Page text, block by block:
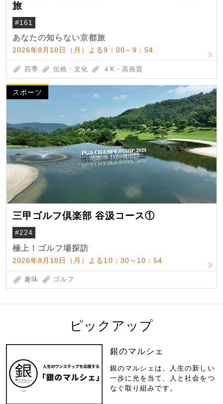
旅
#161
あなたの知らない京都旅
2026年8月10日（月）よる9：00～9：54
四季 伝統・文化 ４K・高画質
スポーツ
三甲ゴルフ倶楽部 谷汲コース①
#224
極上！ゴルフ場探訪
2026年8月10日（月）よる10：30～10：54
趣味 ゴルフ
ピックアップ
銀のマルシェ
銀のマルシェは、人生の新しい
一歩に光を当て、人と社会をつ
なぐ取り組みです。